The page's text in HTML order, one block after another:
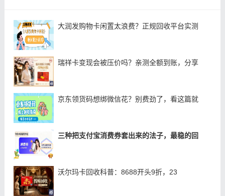
大润发购物卡闲置太浪费？正规回收平台实测
瑞祥卡变现会被压价吗？亲测全额到账，分享
京东领货码想绑微信花？别费劲了，看这篇就
三种把支付宝消费券套出来的法子，最稳的回
沃尔玛卡回收科普：8688开头9折，23